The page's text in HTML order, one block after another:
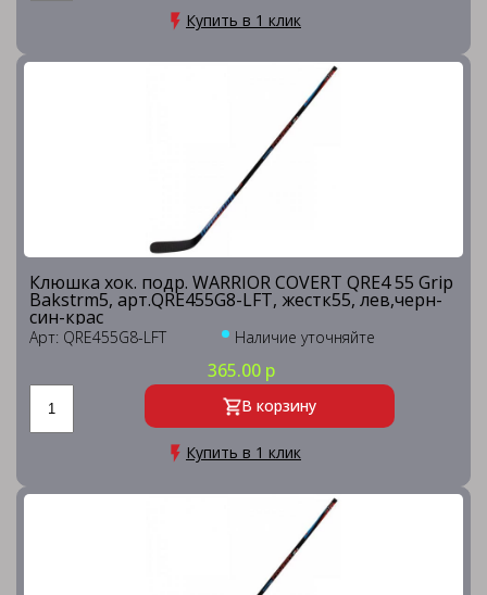
Купить в 1 клик
Клюшка хок. подр. WARRIOR COVERT QRE4 55 Grip
Bakstrm5, арт.QRE455G8-LFT, жестк55, лев,черн-
син-крас
Арт: QRE455G8-LFT Наличие уточняйте
365.00 р
В корзину
Купить в 1 клик